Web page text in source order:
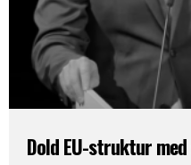
Dold EU-struktur